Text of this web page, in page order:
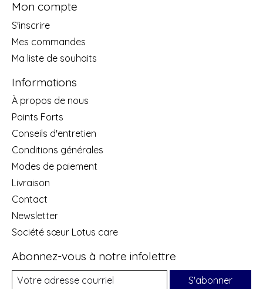
Mon compte
S'inscrire
Mes commandes
Ma liste de souhaits
Informations
À propos de nous
Points Forts
Conseils d'entretien
Conditions générales
Modes de paiement
Livraison
Contact
Newsletter
Société sœur Lotus care
Abonnez-vous à notre infolettre
S'abonner